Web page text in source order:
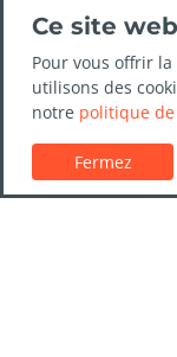
Ce site
Pour vous offrir
utilisons des
notre politique
Fermez